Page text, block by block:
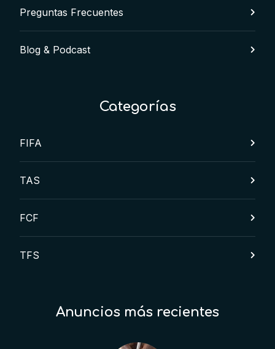
Preguntas Frecuentes
Blog & Podcast
Categorías
FIFA
TAS
FCF
TFS
Anuncios más recientes